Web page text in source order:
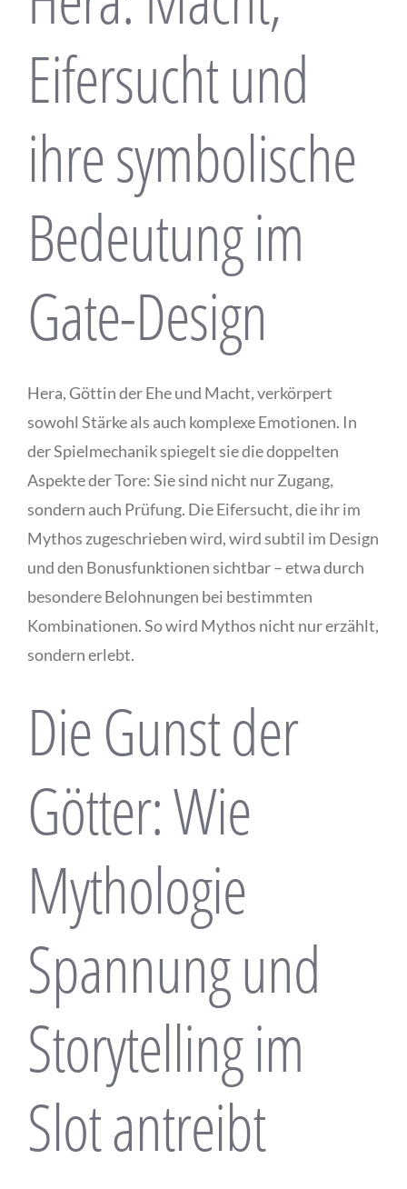
Eifersucht und
ihre symbolische
Bedeutung im
Gate-Design
Hera, Göttin der Ehe und Macht, verkörpert
sowohl Stärke als auch komplexe Emotionen. In
der Spielmechanik spiegelt sie die doppelten
Aspekte der Tore: Sie sind nicht nur Zugang,
sondern auch Prüfung. Die Eifersucht, die ihr im
Mythos zugeschrieben wird, wird subtil im Design
und den Bonusfunktionen sichtbar – etwa durch
besondere Belohnungen bei bestimmten
Kombinationen. So wird Mythos nicht nur erzählt,
sondern erlebt.
Die Gunst der
Götter: Wie
Mythologie
Spannung und
Storytelling im
Slot antreibt